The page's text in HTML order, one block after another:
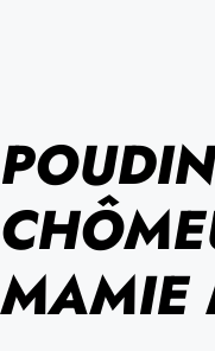
MAMIE